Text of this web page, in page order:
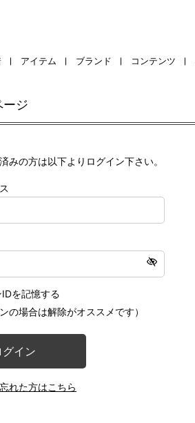
アイテム ブランド コンテンツ
ージ
みの方は以下よりログイン下さい。
IDを記憶する
の場合は解除がオススメです）
グイン
れた方はこちら